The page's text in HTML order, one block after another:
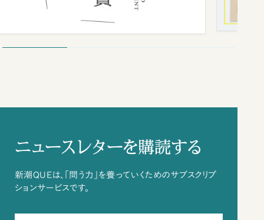
ニュースレターを購読する
新潮QUEは、「問う力」を養っていくためのサブスクリプ
ションサービスです。